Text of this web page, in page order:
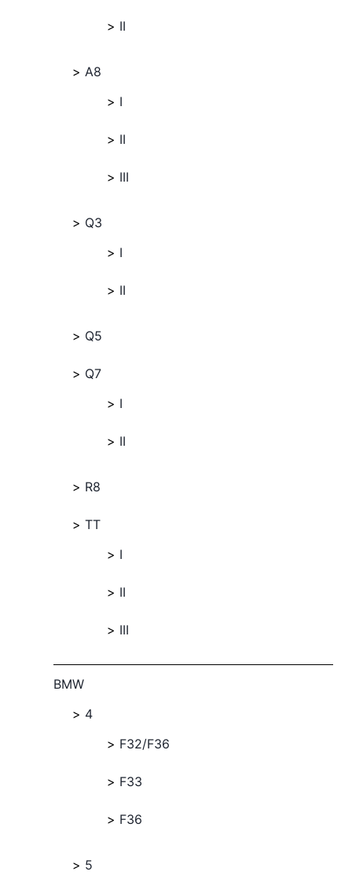
II
A8
I
II
III
Q3
I
II
Q5
Q7
I
II
R8
TT
I
II
III
BMW
4
F32/F36
F33
F36
5